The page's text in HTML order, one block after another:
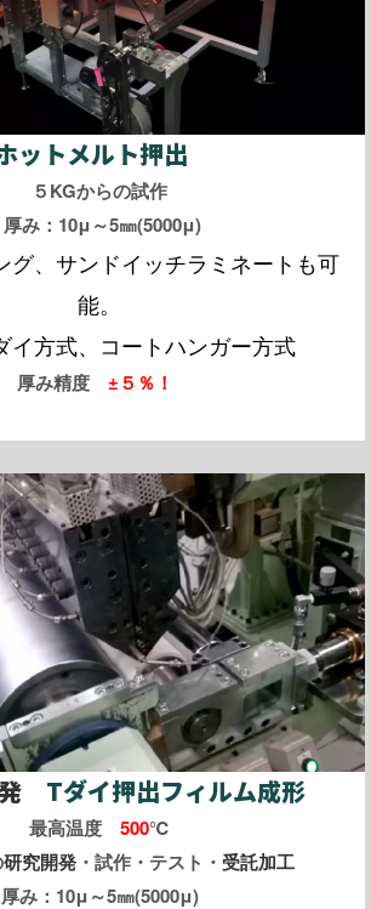
ットメルト押出
５KGからの試作
厚み：10μ～5㎜(5000μ)
グ、サンドイッチラミネートも可
能。
イ方式、コートハンガー方式
厚み精度 ±５％！
Tダイ押出フィルム成形
最高温度 500℃
研究開発 ・試作・テスト・ 受託加工
厚み：10μ～5㎜(5000μ)